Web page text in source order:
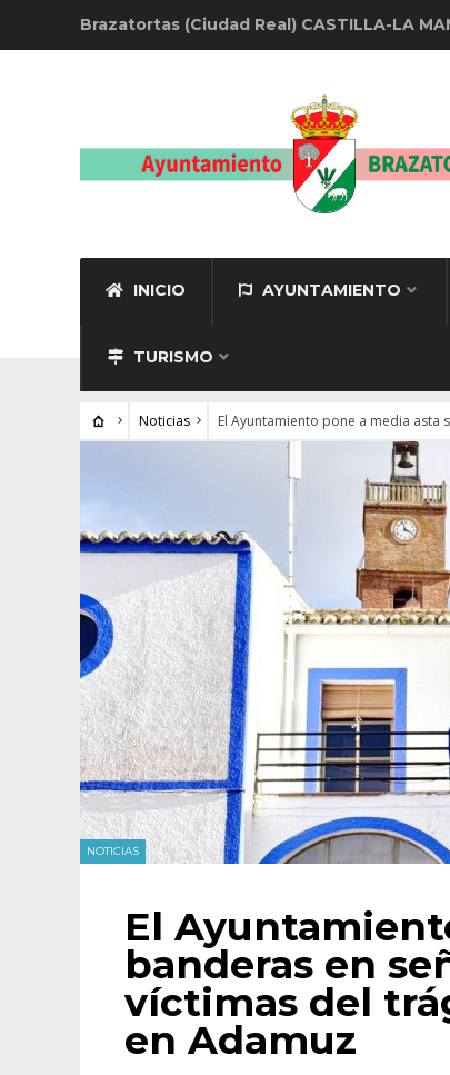
Brazatortas (Ciudad Real) CASTILLA-LA
INICIO AYUNTAMIENTO
TURISMO
Noticias El Ayuntamiento pone a media
NOTICIAS
El
banderas en
víctimas del
en Adamuz